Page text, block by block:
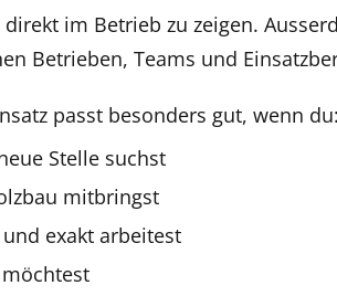
im Betrieb zu zeigen.
Betrieben, Teams und
passt besonders gut, wenn du:
Stelle suchst
mitbringst
exakt arbeitest